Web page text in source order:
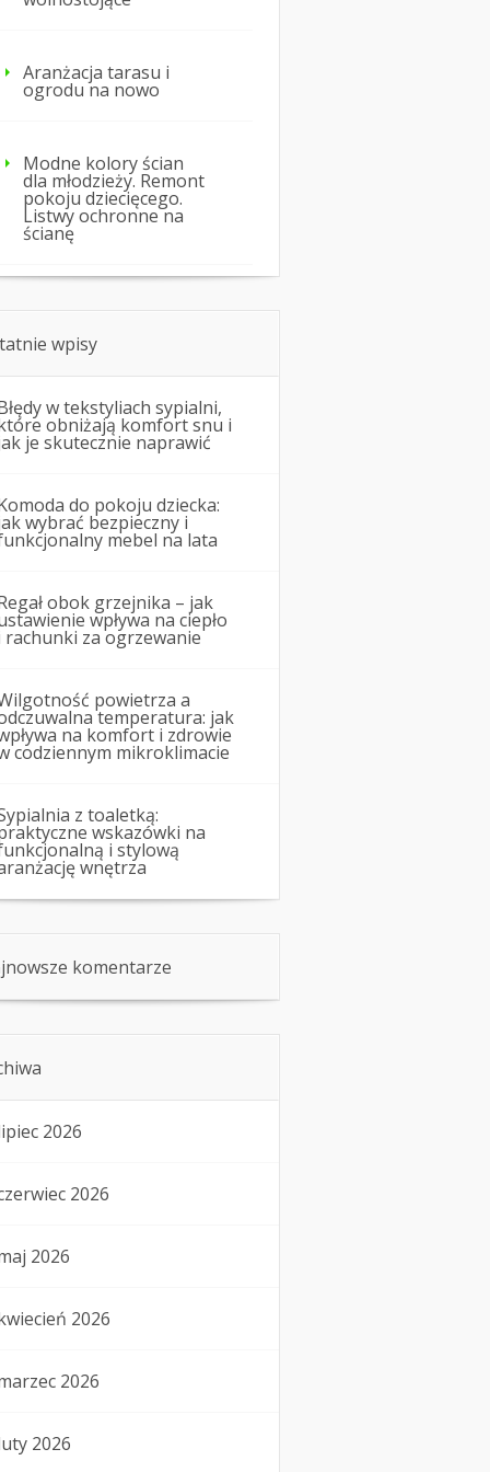
Aranżacja tarasu i
ogrodu na nowo
Modne kolory ścian
dla młodzieży. Remont
pokoju dziecięcego.
Listwy ochronne na
ścianę
wpisy
w tekstyliach sypialni,
obniżają komfort snu i
je skutecznie naprawić
do pokoju dziecka:
wybrać bezpieczny i
mebel na lata
obok grzejnika – jak
wpływa na ciepło
rachunki za ogrzewanie
powietrza a
temperatura: jak
na komfort i zdrowie
codziennym mikroklimacie
z toaletką:
wskazówki na
i stylową
wnętrza
komentarze
2026
2026
2026
2026
2026
2026